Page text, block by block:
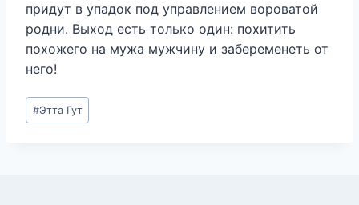
придут в упадок под управлением вороватой
родни. Выход есть только один: похитить
похожего на мужа мужчину и забеременеть от
него!
Метки
записи:
#Этта Гут